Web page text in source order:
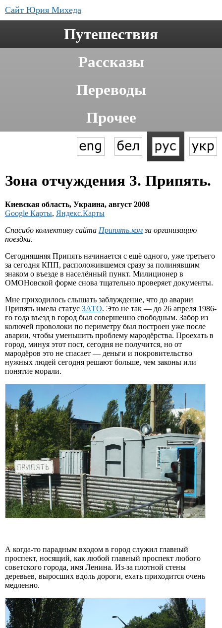
Сайт Юрия Михеда
Путешествия
Рассказы
Переводы
Прочее
Зона отчуждения 3. Припять.
Киевская область, Украина, август 2008
Google Карты, Яндекс.Карты
Спасибо коллективу сайта Припять.комза организацию
поездки.
Сегодняшняя Припять начинается с ещё одного, уже третьего
за сегодня КПП, расположившемся сразу за полинявшим
знаком о въезде в населённый пункт. Милиционер в
ОМОНовской форме снова тщательно проверяет документы.
Мне приходилось слышать заблуждение, что до аварии
Припять имела статус ЗАТО. Это не так — до 26 апреля 1986-
го года въезд в город был совершенно свободным. Забор из
колючей проволоки по периметру был построен уже после
аварии, чтобы уменьшить проблему мародёрства. Проехать в
город, минуя этот пост, сегодня не получится, но от
мародёров это не спасает — деньги и покровительство
нужных людей сегодня решают больше, чем законы или
понятие морали.
А когда-то парадным входом в город служил главный
проспект, носящий, как любой главный проспект любого
советского города, имя Ленина. Из-за плотной стены
деревьев, выросших вдоль дороги, ехать приходится очень
медленно.